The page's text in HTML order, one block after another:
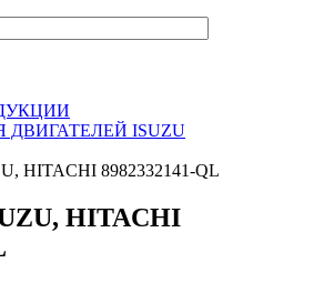
ISUZU
HITACHI 8982332141-QL
HITACHI